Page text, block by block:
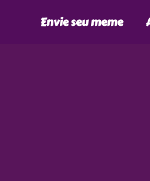
Envie seu meme